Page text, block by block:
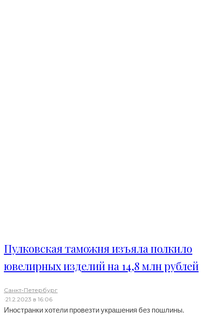
Пулковская таможня изъяла полкило
ювелирных изделий на 14,8 млн рублей
Санкт-Петербург
·21.2.2023 в 16:06
Иностранки хотели провезти украшения без пошлины.